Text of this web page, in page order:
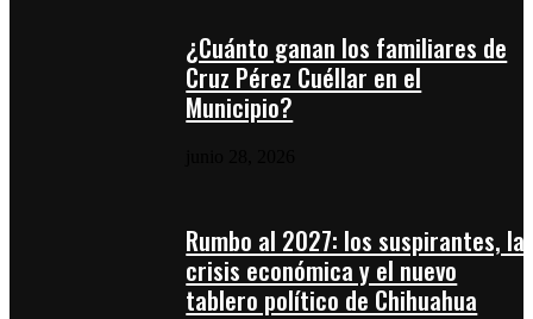
¿Cuánto ganan los familiares de
Cruz Pérez Cuéllar en el
Municipio?
Rumbo al 2027: los suspirantes, la
crisis económica y el nuevo
tablero político de Chihuahua